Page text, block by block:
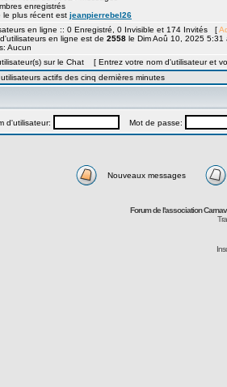
enregistrés
le plus récent est jeanpierrebel26
en ligne :: 0 Enregistré, 0 Invisible et 174 Invités [
en ligne est de 2558 le Dim Aoû 10, 2025 5:31
Aucun
sur le Chat [ Entrez votre nom d'utilisateur et
actifs des cinq dernières minutes
d'utilisateur: Mot de passe:
Nouveaux messages
Forum de l'association